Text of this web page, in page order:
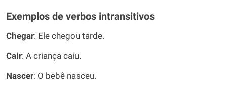
Exemplos de verbos intransitivos
Chegar: Ele chegou tarde.
Cair: A criança caiu.
Nascer: O bebê nasceu.